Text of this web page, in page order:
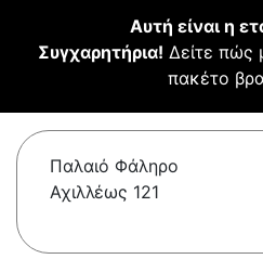
Αυτή είναι η
Συγχαρητήρια! Δείτε πώς
πακέτο
Παλαιό Φάληρο
Αχιλλέως 121